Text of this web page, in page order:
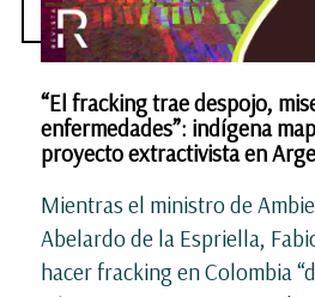
“El fracking trae despojo,
enfermedades”: indígena
proyecto extractivista en
Mientras el ministro de
Abelardo de la Espriella,
hacer fracking en Colombia